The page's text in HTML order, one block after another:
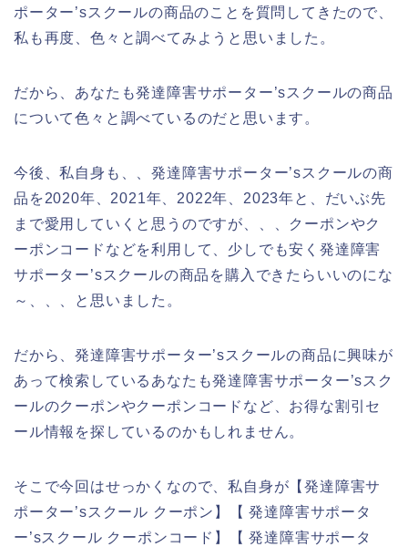
ポーター’sスクールの商品のことを質問してきたので、
私も再度、色々と調べてみようと思いました。
だから、あなたも発達障害サポーター’sスクールの商品
について色々と調べているのだと思います。
今後、私自身も、、発達障害サポーター’sスクールの商
品を2020年、2021年、2022年、2023年と、だいぶ先
まで愛用していくと思うのですが、、、クーポンやク
ーポンコードなどを利用して、少しでも安く発達障害
サポーター’sスクールの商品を購入できたらいいのにな
～、、、と思いました。
だから、発達障害サポーター’sスクールの商品に興味が
あって検索しているあなたも発達障害サポーター’sスク
ールのクーポンやクーポンコードなど、お得な割引セ
ール情報を探しているのかもしれません。
そこで今回はせっかくなので、私自身が【発達障害サ
ポーター’sスクール クーポン】【 発達障害サポータ
ー’sスクール クーポンコード】【 発達障害サポータ